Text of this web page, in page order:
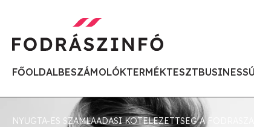
FŐOLDALBESZÁMOLÓKTERMÉKTESZTBUSINESS
NYUGTA-ES SZAMLAADASI KOTELEZETTSEG A